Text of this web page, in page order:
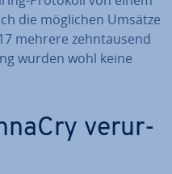
die möglichen Umsätze
mehrere zehn­tau­send
wurden wohl keine
ver­ur­